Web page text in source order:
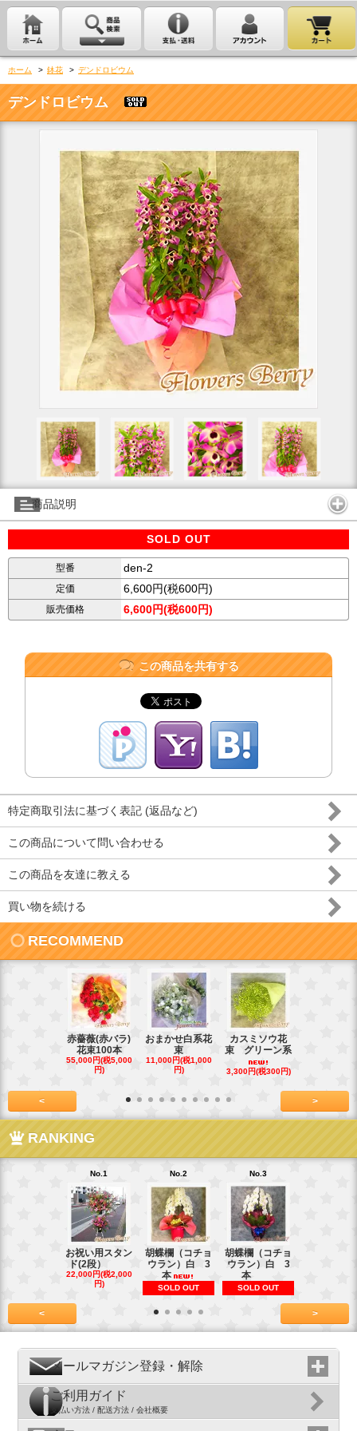
ホーム > 鉢花 > デンドロビウム
デンドロビウム
商品説明
SOLD OUT
型番 den-2
定価 6,600円(税600円)
販売価格 6,600円(税600円)
この商品を共有する
特定商取引法に基づく表記 (返品など)
この商品について問い合わせる
この商品を友達に教える
買い物を続ける
RECOMMEND
赤薔薇(赤バラ)
花束100本
55,000円(税5,000
円)
おまかせ白系花
束
11,000円(税1,000
円)
カスミソウ花
束 グリーン系
3,300円(税300円)
< >
RANKING
No.1
お祝い用スタン
ド(2段）
22,000円(税2,000
円)
No.2
胡蝶欄（コチョ
ウラン）白 3
本
SOLD OUT
No.3
胡蝶欄（コチョ
ウラン）白 3
本
SOLD OUT
< >
メールマガジン登録・解除
ご利用ガイド
支払い方法 / 配送方法 / 会社概要